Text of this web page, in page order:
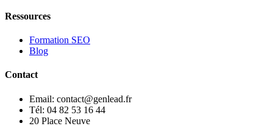
Ressources
Formation SEO
Blog
Contact
Email: contact@genlead.fr
Tél: 04 82 53 16 44
20 Place Neuve